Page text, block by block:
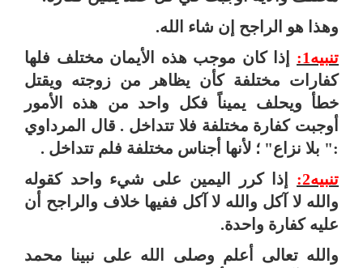
وهذا هو الراجح إن شاء الله.
تنبيه1:
إذا كان موجب هذه الأيمان مختلف فلها
كفارات مختلفة كأن يظاهر من زوجته ويقتل
خطأ ويحلف يميناً فكل واحد من هذه الأمور
أوجبت كفارة مختلفة فلا تتداخل . قال المرداوي
:" بلا نزاع" ؛ لأنها أجناس مختلفة فلم تتداخل .
تنبيه2:
إذا كرر اليمين على شيء واحد كقوله
والله لا آكل والله لا آكل ففيها خلاف والراجح أن
عليه كفارة واحدة.
والله تعالى أعلم وصلى الله على نبينا محمد